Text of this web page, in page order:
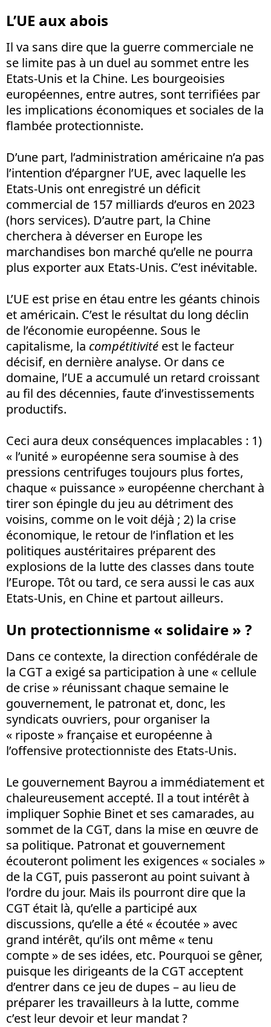
L’UE aux abois
Il va sans dire que la guerre commerciale ne
se limite pas à un duel au sommet entre les
Etats-Unis et la Chine. Les bourgeoisies
européennes, entre autres, sont terrifiées par
les implications économiques et sociales de la
flambée protectionniste.
D’une part, l’administration américaine n’a pas
l’intention d’épargner l’UE, avec laquelle les
Etats-Unis ont enregistré un déficit
commercial de 157 milliards d’euros en 2023
(hors services). D’autre part, la Chine
cherchera à déverser en Europe les
marchandises bon marché qu’elle ne pourra
plus exporter aux Etats-Unis. C’est inévitable.
L’UE est prise en étau entre les géants chinois
et américain. C’est le résultat du long déclin
de l’économie européenne. Sous le
capitalisme, la compétitivité est le facteur
décisif, en dernière analyse. Or dans ce
domaine, l’UE a accumulé un retard croissant
au fil des décennies, faute d’investissements
productifs.
Ceci aura deux conséquences implacables : 1)
« l’unité » européenne sera soumise à des
pressions centrifuges toujours plus fortes,
chaque « puissance » européenne cherchant à
tirer son épingle du jeu au détriment des
voisins, comme on le voit déjà ; 2) la crise
économique, le retour de l’inflation et les
politiques austéritaires préparent des
explosions de la lutte des classes dans toute
l’Europe. Tôt ou tard, ce sera aussi le cas aux
Etats-Unis, en Chine et partout ailleurs.
Un protectionnisme « solidaire » ?
Dans ce contexte, la direction confédérale de
la CGT a exigé sa participation à une « cellule
de crise » réunissant chaque semaine le
gouvernement, le patronat et, donc, les
syndicats ouvriers, pour organiser la
« riposte » française et européenne à
l’offensive protectionniste des Etats-Unis.
Le gouvernement Bayrou a immédiatement et
chaleureusement accepté. Il a tout intérêt à
impliquer Sophie Binet et ses camarades, au
sommet de la CGT, dans la mise en œuvre de
sa politique. Patronat et gouvernement
écouteront poliment les exigences « sociales »
de la CGT, puis passeront au point suivant à
l’ordre du jour. Mais ils pourront dire que la
CGT était là, qu’elle a participé aux
discussions, qu’elle a été « écoutée » avec
grand intérêt, qu’ils ont même « tenu
compte » de ses idées, etc. Pourquoi se gêner,
puisque les dirigeants de la CGT acceptent
d’entrer dans ce jeu de dupes – au lieu de
préparer les travailleurs à la lutte, comme
c’est leur devoir et leur mandat ?